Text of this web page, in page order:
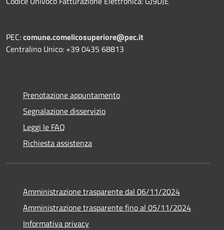
PEC:comune.comelicosuperiore@pec.it
Centralino Unico: +39 0435 68813
Prenotazione appuntamento
Segnalazione disservizio
Leggi le FAQ
Richiesta assistenza
Amministrazione trasparente dal 06/11/2024
Amministrazione trasparente fino al 05/11/2024
Informativa privacy